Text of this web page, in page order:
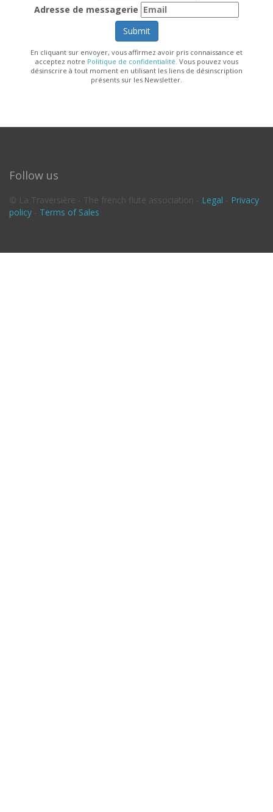
Adresse de messagerie
Submit
En cliquant sur envoyer, vous affirmez avoir pris connaissance et
acceptez notre Politique de confidentialité. Vous pouvez vous
désinscrire à tout moment en utilisant les liens de désinscription
présents sur les Newsletter.
Follow us
© La Traversière - The french flute association - Legal - Privacy
policy - Terms of Sales